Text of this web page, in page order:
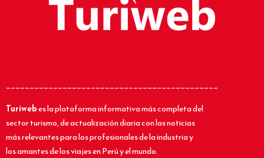
_____________________________________________
Turiwebes la plataforma informativa más completa del
sector turismo, de actualización diaria con las noticias
más relevantes para los profesionales de la industria y
los amantes de los viajes en Perú y el mundo.